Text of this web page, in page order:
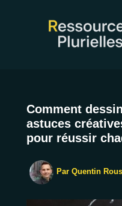
Comment
astuces
pour réussir
Par Quentin